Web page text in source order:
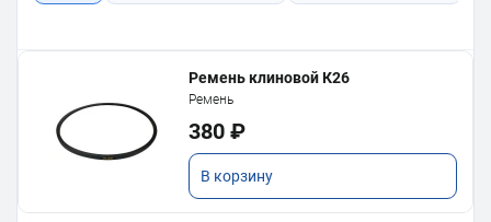
Ремень клиновой К26
Ремень
380 ₽
В корзину